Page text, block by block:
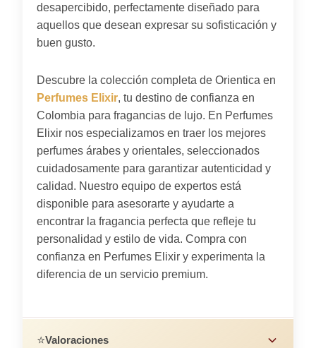
desapercibido, perfectamente diseñado para
aquellos que desean expresar su sofisticación y
buen gusto.
Descubre la colección completa de Orientica en
Perfumes Elixir, tu destino de confianza en
Colombia para fragancias de lujo. En Perfumes
Elixir nos especializamos en traer los mejores
perfumes árabes y orientales, seleccionados
cuidadosamente para garantizar autenticidad y
calidad. Nuestro equipo de expertos está
disponible para asesorarte y ayudarte a
encontrar la fragancia perfecta que refleje tu
personalidad y estilo de vida. Compra con
confianza en Perfumes Elixir y experimenta la
diferencia de un servicio premium.
⭐Valoraciones